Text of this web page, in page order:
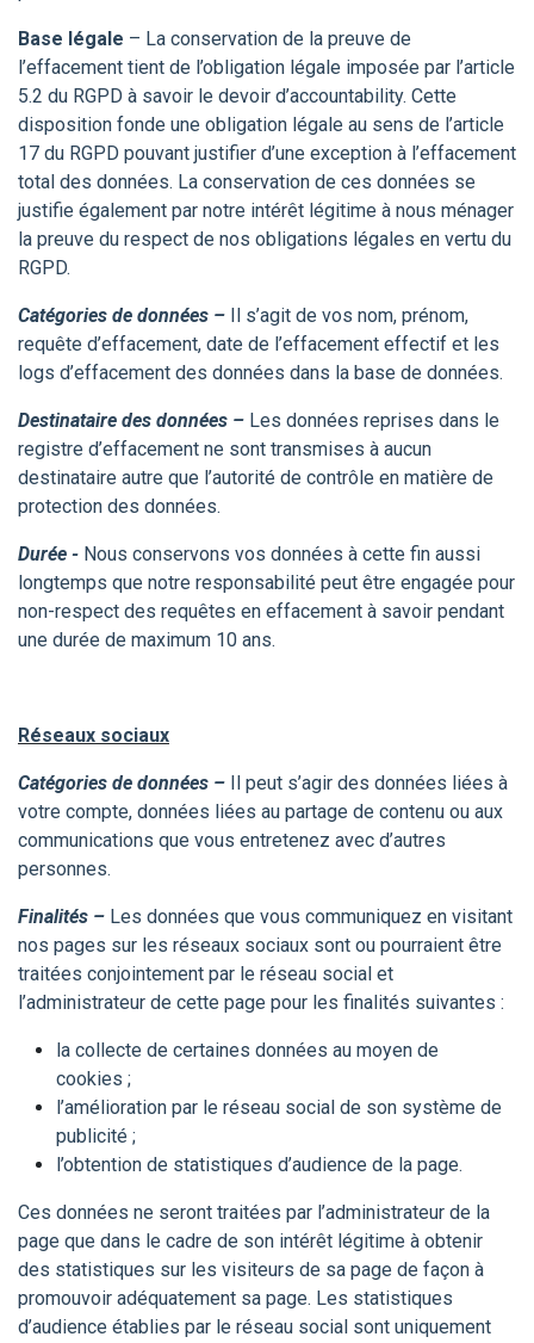
Base légale – La conservation de la preuve de
l’effacement tient de l’obligation légale imposée par l’article
5.2 du RGPD à savoir le devoir d’accountability. Cette
disposition fonde une obligation légale au sens de l’article
17 du RGPD pouvant justifier d’une exception à l’effacement
total des données. La conservation de ces données se
justifie également par notre intérêt légitime à nous ménager
la preuve du respect de nos obligations légales en vertu du
RGPD.
Catégories de données – Il s’agit de vos nom, prénom,
requête d’effacement, date de l’effacement effectif et les
logs d’effacement des données dans la base de données.
Destinataire des données – Les données reprises dans le
registre d’effacement ne sont transmises à aucun
destinataire autre que l’autorité de contrôle en matière de
protection des données.
Durée - Nous conservons vos données à cette fin aussi
longtemps que notre responsabilité peut être engagée pour
non-respect des requêtes en effacement à savoir pendant
une durée de maximum 10 ans.
Réseaux sociaux
Catégories de données – Il peut s’agir des données liées à
votre compte, données liées au partage de contenu ou aux
communications que vous entretenez avec d’autres
personnes.
Finalités – Les données que vous communiquez en visitant
nos pages sur les réseaux sociaux sont ou pourraient être
traitées conjointement par le réseau social et
l’administrateur de cette page pour les finalités suivantes :
la collecte de certaines données au moyen de
cookies ;
l’amélioration par le réseau social de son système de
publicité ;
l’obtention de statistiques d’audience de la page.
Ces données ne seront traitées par l’administrateur de la
page que dans le cadre de son intérêt légitime à obtenir
des statistiques sur les visiteurs de sa page de façon à
promouvoir adéquatement sa page. Les statistiques
d’audience établies par le réseau social sont uniquement